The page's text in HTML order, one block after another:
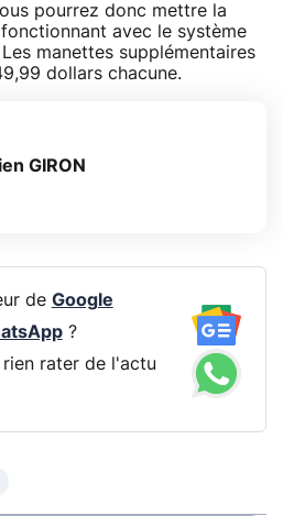
pourrez donc mettre la
avec le système
manettes supplémentaires
dollars chacune.
GIRON
de Google
?
rater de l'actu